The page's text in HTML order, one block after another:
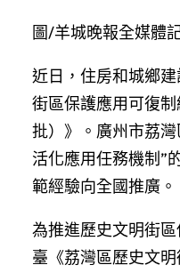
圖/羊城晚報全媒體
近日，住房和城鄉
街區保護應用可復
批）》。廣州市荔
活化應用任務機制”
範經驗向全國推廣。
為推進歷史文明街
臺《荔灣區歷史文